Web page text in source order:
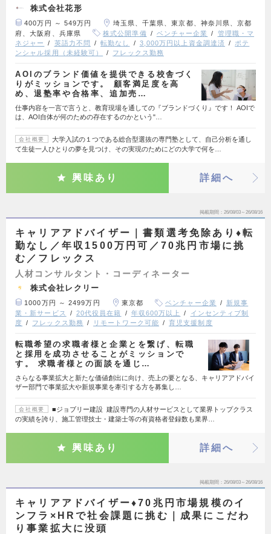
株式会社花形
400万円 ～ 549万円
埼玉県、千葉県、東京都、神奈川県、京都
府、大阪府、兵庫県
株式公開準備 ベンチャー企業
管理職・マ
ネジャー
英語力不問 転勤なし 3,000万円以上資金調達済
ポテ
ンシャル採用（未経験可）
フレックス勤務
AOIのブランド価値を提供できる校舎づく
りがミッションです。 顧客満足度を高
め、退塾率や合格率、追加売…
仕事内容を一言で言うと、教育現場を通しての『ブランドづくり』です！ AOIで
は、AOI自体が何のための存在するのかという"…
会社概要
大学入試の１つである総合型選抜の専門塾として、自己分析を通し
て生徒一人ひとりの夢を見つけ、その実現のためにどの大学で何を…
興味あり 詳細へ
掲載期間 26/08/03～26/08/16
キャリアアドバイザー｜書類選考免除あり♦転
勤なし／年収1500万円可／70兆円市場に挑
む／フレックス
人材コンサルタント・コーディネーター
株式会社レクリー
1000万円 ～ 2499万円 東京都 ベンチャー企業
新規事
業・新サービス
20代役員在籍 年収600万以上
インセンティブ制
度
フレックス勤務 リモートワーク可能 育児支援制度
転職希望の求職者様と企業とを繋げ、転職
と採用を成功させることがミッションで
す。 求職者様との面談を通じ…
さらなる事業拡大と新たな価値創出に向け、売上の要となる、キャリアアドバイ
ザー部門で事業拡大や新規事業を牽引する方を募集し…
会社概要
■ジョブリー建設 建設専門の人材サービスとして業界トップクラス
の実績を誇り、施工管理技士・建築士等の有資格者登録数も業界…
興味あり 詳細へ
掲載期間 26/08/03～26/08/16
キャリアアドバイザー♦70兆円市場規模のイ
ンフラ×HRで社会課題に挑む｜成果にこだわ
り事業拡大に没頭